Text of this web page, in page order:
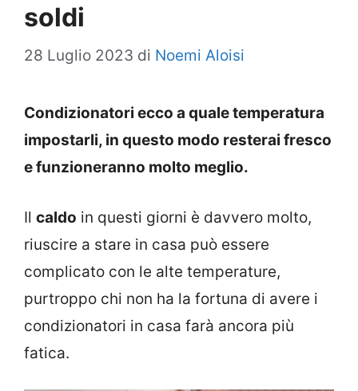
soldi
28 Luglio 2023 di Noemi Aloisi
Condizionatori ecco a quale temperatura
impostarli, in questo modo resterai fresco
e funzioneranno molto meglio.
Il caldo in questi giorni è davvero molto,
riuscire a stare in casa può essere
complicato con le alte temperature,
purtroppo chi non ha la fortuna di avere i
condizionatori in casa farà ancora più
fatica.